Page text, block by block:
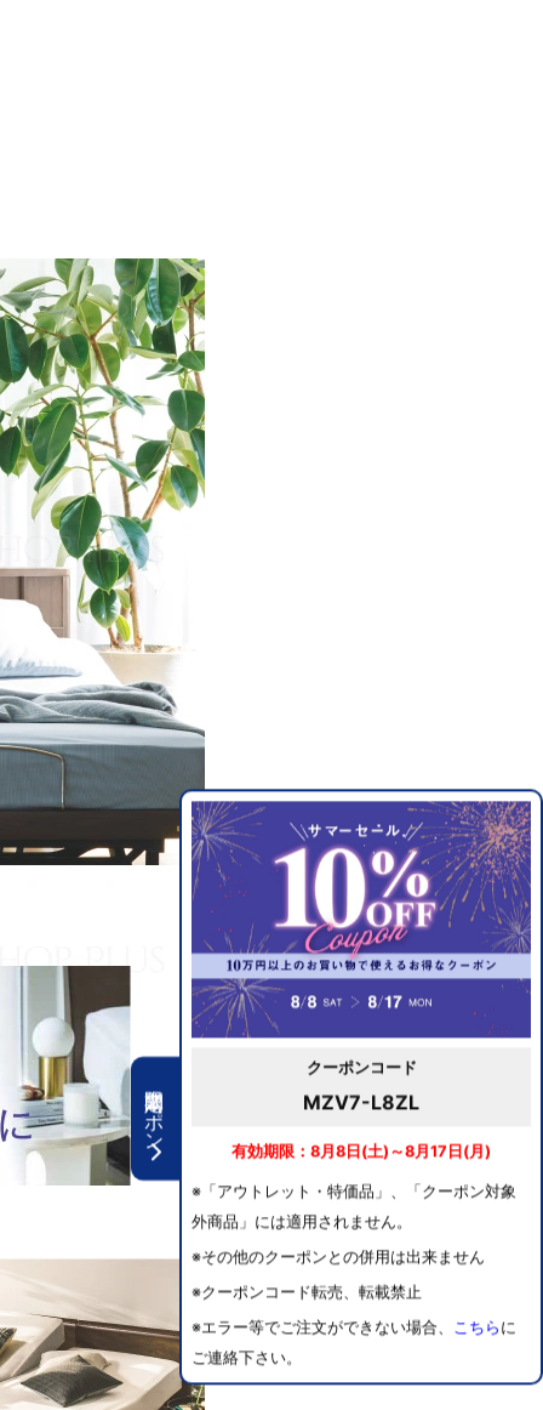
期間限定クーポン
クーポンコード
MZV7-L8ZL
有効期限：8月8日(土)～8月17日(月)
※「アウトレット・特価品」、「クーポン対象
外商品」には適用されません。
※その他のクーポンとの併用は出来ません
※クーポンコード転売、転載禁止
※エラー等でご注文ができない場合、 こちら に
ご連絡下さい。